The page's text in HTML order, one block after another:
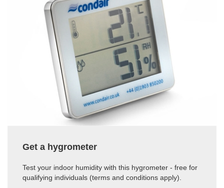
Get a hygrometer
Test your indoor humidity with this hygrometer - free for
qualifying individuals (terms and conditions apply).